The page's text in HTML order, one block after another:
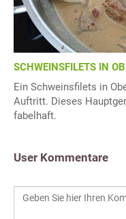
SCHWEINSFILETS IN
Ein Schweinsfilets in
Auftritt. Dieses
fabelhaft.
User Kommentare